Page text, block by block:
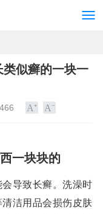
似癣的一块一
466
一块块的
导致长癣。洗澡时
洁用品会损伤皮肤